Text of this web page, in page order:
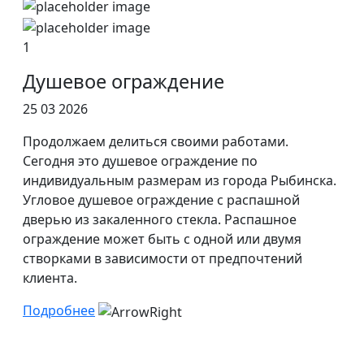
1
Душевое ограждение
25 03 2026
Продолжаем делиться своими работами.
Сегодня это душевое ограждение по
индивидуальным размерам из города Рыбинска.
Угловое душевое ограждение с распашной
дверью из закаленного стекла. Распашное
ограждение может быть с одной или двумя
створками в зависимости от предпочтений
клиента.
Подробнее